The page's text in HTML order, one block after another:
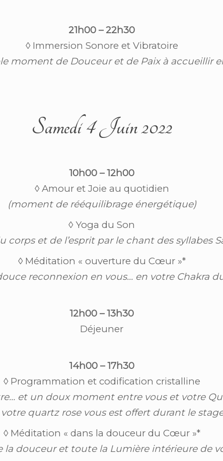
21h00 – 22h30
◊ Immersion Sonore et Vibratoire
moment de Douceur et de Paix à accueillir
Samedi 4 Juin 2022
10h00 – 12h00
◊ Amour et Joie au quotidien
(moment de rééquilibrage énergétique)
◊ Yoga du Son
corps et de l’esprit par le chant des syllabes
◊ Méditation « ouverture du Cœur »*
reconnexion en vous… en votre Chakra
12h00 – 13h30
Déjeuner
14h00 – 17h30
◊ Programmation et codification cristalline
et un doux moment entre vous et votre
votre quartz rose vous est offert durant le
◊ Méditation « dans la douceur du Cœur »*
la douceur et toute la Lumière intérieure de